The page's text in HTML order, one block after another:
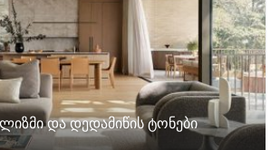
და დედამიწის ტონები